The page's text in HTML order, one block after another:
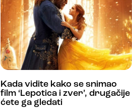
Kada vidite kako se snimao
film ‘Lepotica i zver’, drugačije
ćete ga gledati